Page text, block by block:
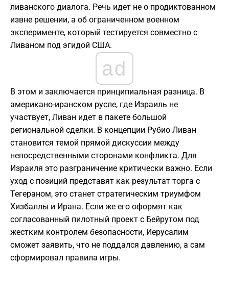
ливанского диалога. Речь идет не о продиктованном
извне решении, а об ограниченном военном
эксперименте, который тестируется совместно с
Ливаном под эгидой США.
ad
В этом и заключается принципиальная разница. В
американо-иранском русле, где Израиль не
участвует, Ливан идет в пакете большой
региональной сделки. В концепции Рубио Ливан
становится темой прямой дискуссии между
непосредственными сторонами конфликта. Для
Израиля это разграничение критически важно. Если
уход с позиций представят как результат торга с
Тегераном, это станет стратегическим триумфом
Хизбаллы и Ирана. Если же его оформят как
согласованный пилотный проект с Бейрутом под
жестким контролем безопасности, Иерусалим
сможет заявить, что не поддался давлению, а сам
сформировал правила игры.